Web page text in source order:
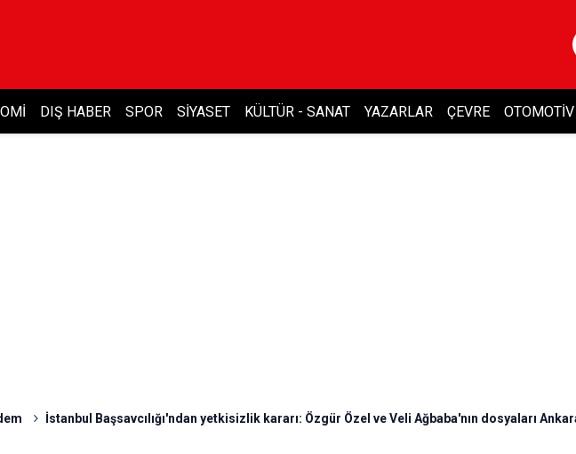
DIŞ HABER SPOR SIYASET KÜLTÜR - SANAT YAZARLAR ÇEVRE OTOMOTIV
İstanbul Başsavcılığı'ndan yetkisizlik kararı: Özgür Özel ve Veli Ağbaba'nın dosyaları